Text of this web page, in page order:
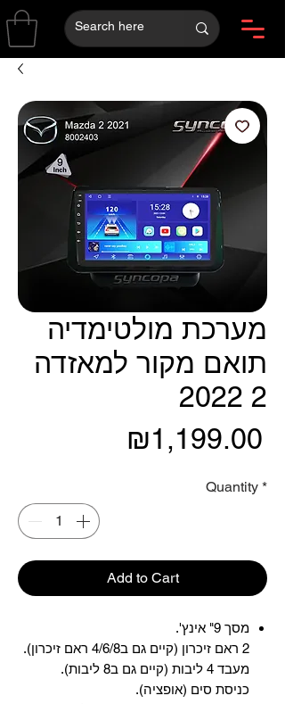
מערכת מולטימדיה
תואם מקור למאזדה
2 2022
₪1,199.00
Quantity *
Add to Cart
מסך 9" אינץ'.
2 ראם זיכרון (קיים גם ב4/6/8 ראם זיכרון).
מעבד 4 ליבות (קיים גם ב8 ליבות).
כניסת סים (אופציה).